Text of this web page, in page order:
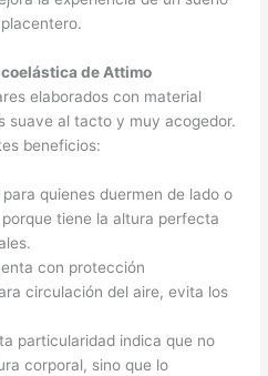
de Attimo
elaborados con material
suave al tacto y muy acogedor.
beneficios:
para quienes duermen de lado o
tiene la altura perfecta
con protección
circulación del aire, evita los
particularidad indica que no
corporal, sino que lo